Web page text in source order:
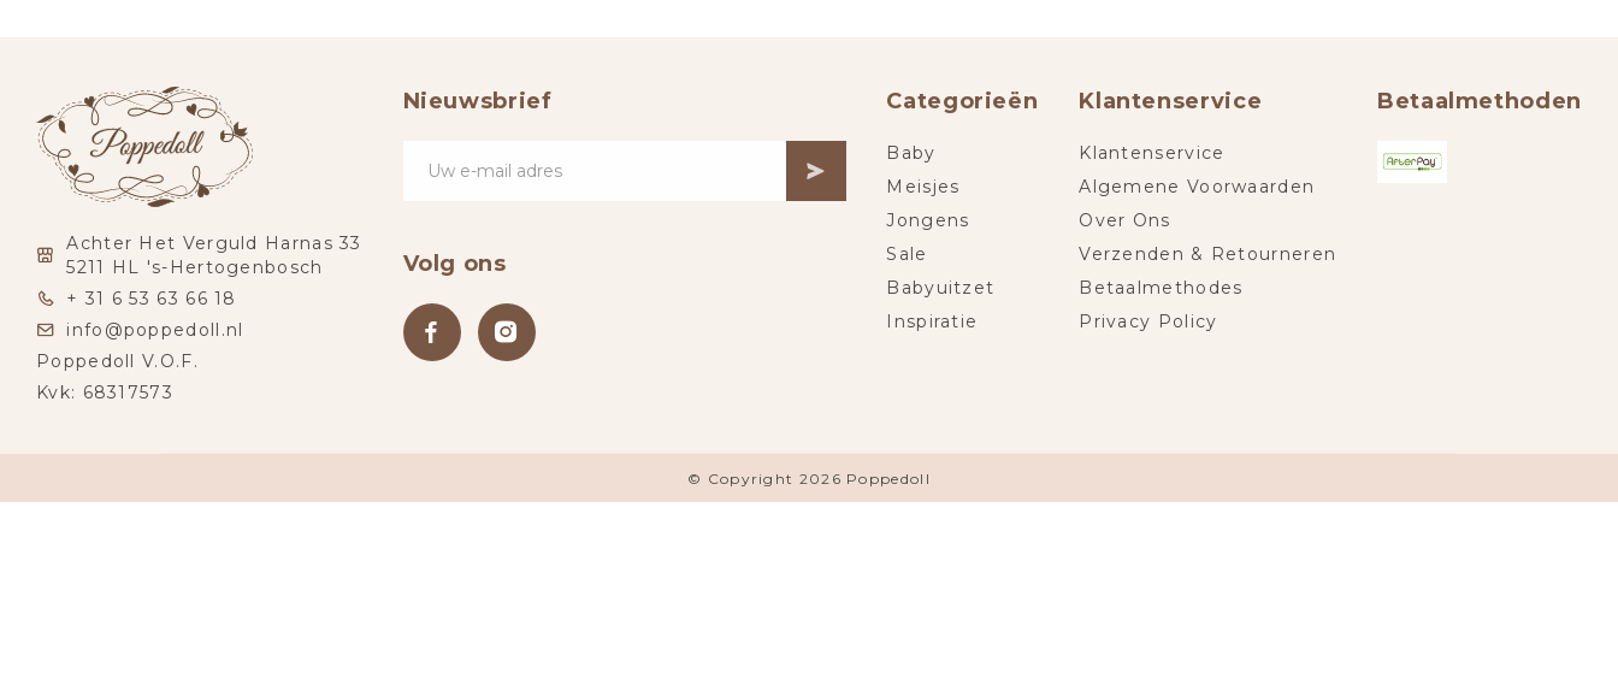
Achter Het Verguld Harnas 33
5211 HL 's-Hertogenbosch
+ 31 6 53 63 66 18
info@poppedoll.nl
Poppedoll V.O.F.
Kvk: 68317573
Nieuwsbrief
Volg ons
Categorieën
Baby
Meisjes
Jongens
Sale
Babyuitzet
Inspiratie
Klantenservice
Klantenservice
Algemene Voorwaarden
Over Ons
Verzenden & Retourneren
Betaalmethodes
Privacy Policy
Betaalmethoden
© Copyright 2026 Poppedoll